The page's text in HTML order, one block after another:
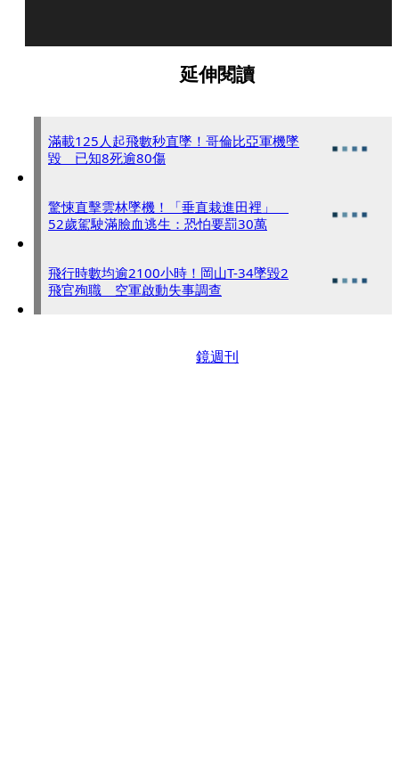
延伸閱讀
滿載125人起飛數秒直墜！哥倫比亞軍機墜
毀 已知8死逾80傷
驚悚直擊雲林墜機！「垂直栽進田裡」
52歲駕駛滿臉血逃生：恐怕要罰30萬
飛行時數均逾2100小時！岡山T-34墜毀2
飛官殉職 空軍啟動失事調查
鏡週刊